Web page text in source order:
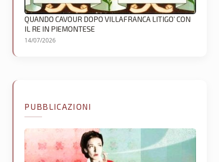
QUANDO CAVOUR DOPO VILLAFRANCA LITIGO’ CON
IL RE IN PIEMONTESE
14/07/2026
PUBBLICAZIONI